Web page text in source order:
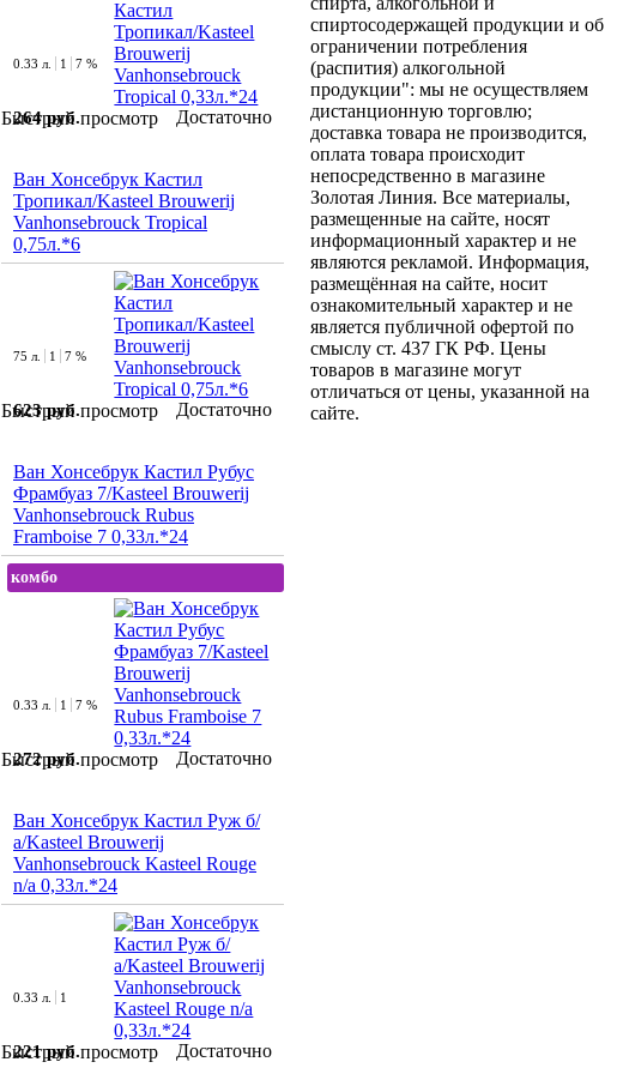
Быстрый просмотр
0.33 л. 1 7 %
264 руб. Достаточно
Ван Хонсебрук Кастил
Тропикал/Kasteel Brouwerij
Vanhonsebrouck Tropical
0,75л.*6
Быстрый просмотр
75 л. 1 7 %
623 руб. Достаточно
Ван Хонсебрук Кастил Рубус
Фрамбуаз 7/Kasteel Brouwerij
Vanhonsebrouck Rubus
Framboise 7 0,33л.*24
комбо
Быстрый просмотр
0.33 л. 1 7 %
272 руб. Достаточно
Ван Хонсебрук Кастил Руж б/
а/Kasteel Brouwerij
Vanhonsebrouck Kasteel Rouge
n/a 0,33л.*24
Быстрый просмотр
0.33 л. 1
221 руб. Достаточно
спиртосодержащей продукции и об
ограничении потребления
(распития) алкогольной
продукции": мы не осуществляем
дистанционную торговлю;
доставка товара не производится,
оплата товара происходит
непосредственно в магазине
Золотая Линия. Все материалы,
размещенные на сайте, носят
информационный характер и не
являются рекламой. Информация,
размещённая на сайте, носит
ознакомительный характер и не
является публичной офертой по
смыслу ст. 437 ГК РФ. Цены
товаров в магазине могут
отличаться от цены, указанной на
сайте.